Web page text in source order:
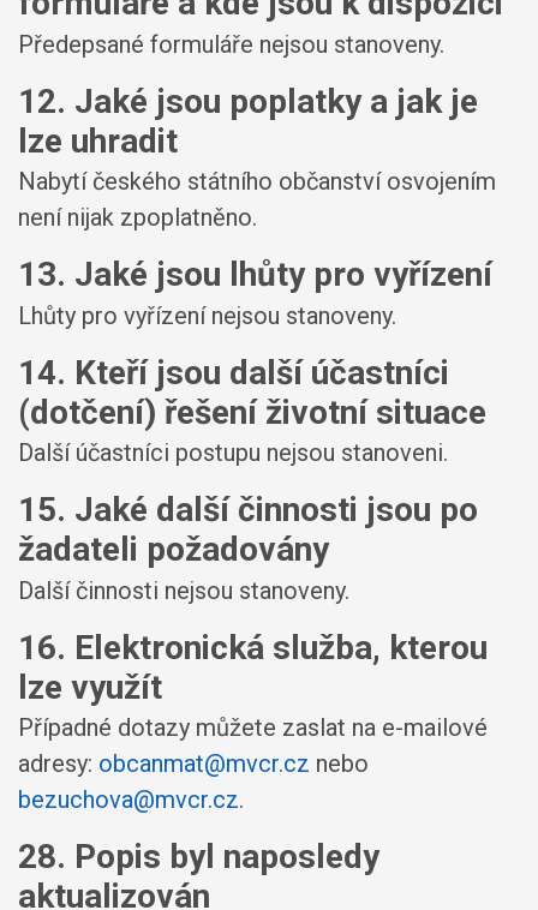
Předepsané formuláře nejsou stanoveny.
12. Jaké jsou poplatky a jak je
lze uhradit
Nabytí českého státního občanství osvojením
není nijak zpoplatněno.
13. Jaké jsou lhůty pro vyřízení
Lhůty pro vyřízení nejsou stanoveny.
14. Kteří jsou další účastníci
(dotčení) řešení životní situace
Další účastníci postupu nejsou stanoveni.
15. Jaké další činnosti jsou po
žadateli požadovány
Další činnosti nejsou stanoveny.
16. Elektronická služba, kterou
lze využít
Případné dotazy můžete zaslat na e-mailové
adresy: obcanmat@mvcr.cz nebo
bezuchova@mvcr.cz.
28. Popis byl naposledy
aktualizován